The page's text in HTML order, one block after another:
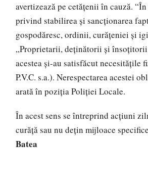
avertizează pe cetăţenii în cauză.
privind stabilirea şi sancţionarea
gospodăresc, ordinii, curăţeniei şi
„Proprietarii, deţinătorii şi
acestea şi-au satisfăcut
P.V.C. s.a.). Nerespectarea acestei
arată în poziţia Poliţiei Locale.
În acest sens se întreprind acţiuni
curăţă sau nu deţin mijloace
Batea